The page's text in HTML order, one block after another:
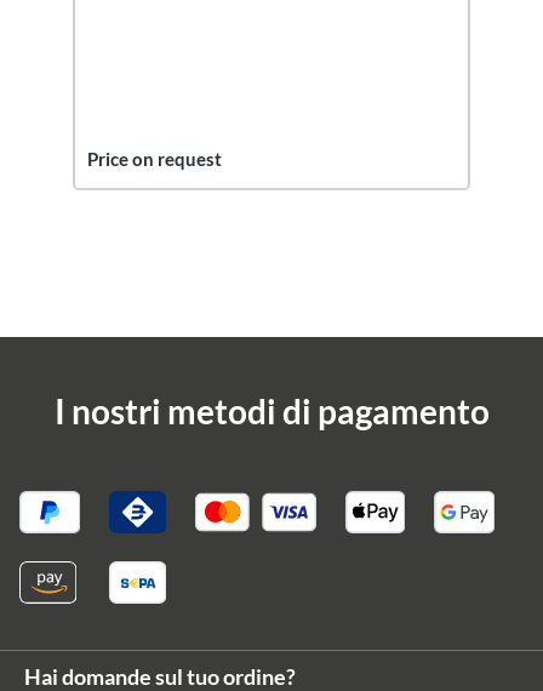
Price on request
I nostri metodi di pagamento
Hai domande sul tuo ordine?